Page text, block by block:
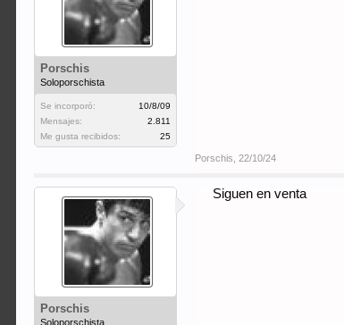
Porschis
Soloporschista
Se incorporó:
10/8/09
Mensajes:
2.811
Me gusta recibidos:
25
Porschis 22/10/24
Porschis
Soloporschista
Siguen en venta